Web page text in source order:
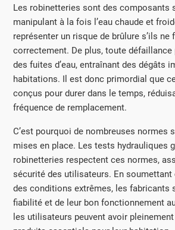
Les robinetteries sont des composants
manipulant à la fois l’eau chaude et
représenter un risque de brûlure s’ils ne
correctement. De plus, toute
des fuites d’eau, entraînant des dégâts
habitations. Il est donc primordial que
conçus pour durer dans le temps,
fréquence de remplacement.
C’est pourquoi de nombreuses normes
mises en place. Les tests hydrauliques
robinetteries respectent ces normes,
sécurité des utilisateurs. En soumettant
des conditions extrêmes, les fabricants
fiabilité et de leur bon fonctionnement
les utilisateurs peuvent avoir